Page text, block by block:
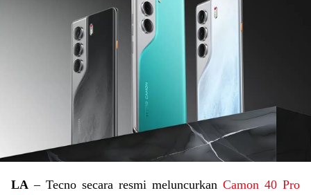
LA – Tecno secara resmi meluncurkan Camon 40 Pro